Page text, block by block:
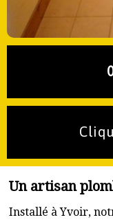
Un artisan
Installé à Yvoir,